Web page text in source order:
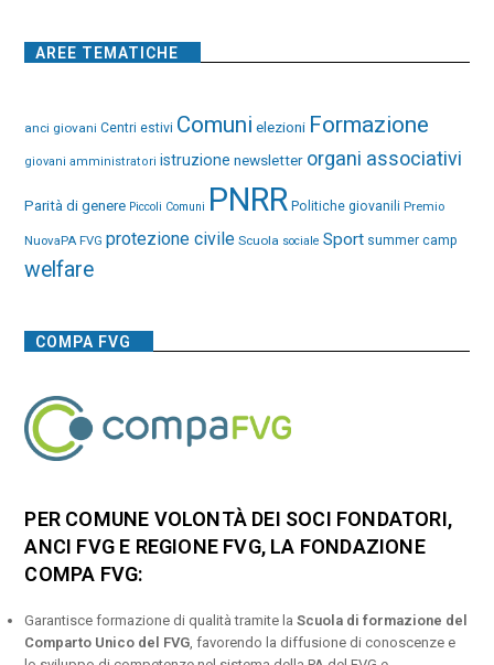
AREE TEMATICHE
anci giovani Centri estivi Comuni elezioni Formazione
giovani amministratori istruzione newsletter organi associativi
Parità di genere Piccoli Comuni PNRR Politiche giovanili Premio
NuovaPA FVG protezione civile Scuola sociale Sport summer camp
welfare
COMPA FVG
PER COMUNE VOLONTÀ DEI SOCI FONDATORI,
ANCI FVG E REGIONE FVG, LA FONDAZIONE
COMPA FVG:
Garantisce formazione di qualità tramite laScuola di formazione del
Comparto Unico del FVG , favorendo la diffusione di conoscenze e